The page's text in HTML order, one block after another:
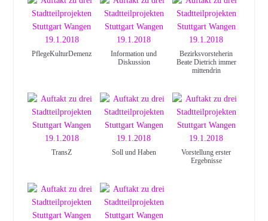
PflegeKulturDemenz
Information und
Diskussion
Bezirksvorsteherin
Beate Dietrich immer
mittendrin
TransZ Soll und Haben
Vorstellung erster
Ergebnisse